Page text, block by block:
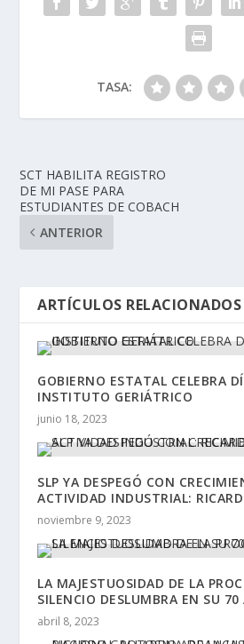
TASA:
SCT HABILITA REGISTRO
DE MI PASE PARA
ESTUDIANTES DE COBACH
ANTERIOR
ARTÍCULOS RELACIONADOS
GOBIERNO ESTATAL CELEBRA
INSTITUTO GERIÁTRICO
junio 18, 2023
SLP YA DESPEGÓ CON
ACTIVIDAD INDUSTRIAL:
noviembre 9, 2023
LA MAJESTUOSIDAD DE LA
SILENCIO DESLUMBRA EN SU 70
abril 8, 2023